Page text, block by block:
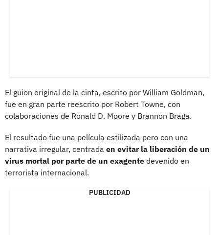
El guion original de la cinta, escrito por William Goldman,
fue en gran parte reescrito por Robert Towne, con
colaboraciones de Ronald D. Moore y Brannon Braga.
El resultado fue una película estilizada pero con una
narrativa irregular, centrada en evitar la liberación de un
virus mortal por parte de un exagente devenido en
terrorista internacional.
PUBLICIDAD